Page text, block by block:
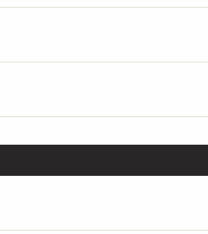
ん
嘩
持